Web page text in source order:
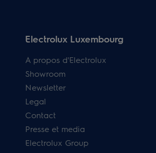
Electrolux Luxembourg
A propos d'Electrolux
Showroom
Newsletter
Legal
Contact
Presse et media
Electrolux Group